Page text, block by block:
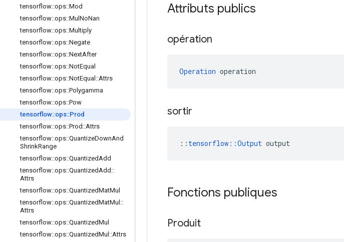
tensorflow::ops::Mod
tensorflow::ops::Mul NoNan
tensorflow::ops::Multiply
tensorflow::ops::Negate
tensorflow::ops::NextAfter
tensorflow::ops::NotEqual
tensorflow::ops::NotEqual ::Attrs
tensorflow::ops::Polygamma
tensorflow::ops::Pow
tensorflow::ops::Prod
tensorflow::ops::Prod ::Attrs
tensorflow::ops::QuantizeDownAnd
ShrinkRange
tensorflow::ops::QuantizedAdd
tensorflow::ops::QuantizedAdd ::
Attrs
tensorflow::ops::QuantizedMatMul
tensorflow::ops::QuantizedMatMul ::
Attrs
tensorflow::ops::QuantizedMul
tensorflow::ops::QuantizedMul ::Attrs
Attributs publics
opération
Operation operation
sortir
:: tensorflow::Output output
Fonctions publiques
Produit